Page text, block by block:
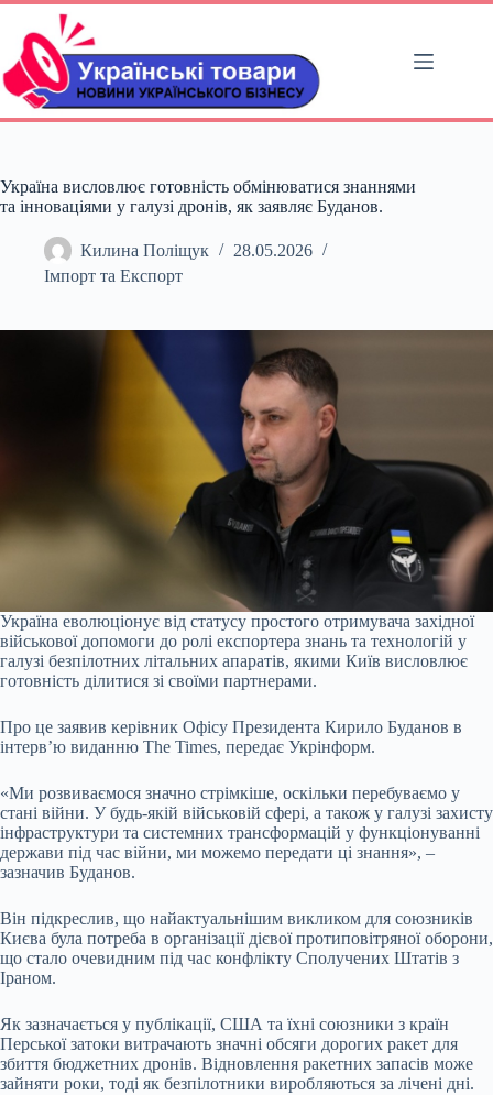
Перейти
вмісту
Україна висловлює готовність обмінюватися знаннями
та інноваціями у галузі дронів, як заявляє Буданов.
Килина Поліщук
28.05.2026
Імпорт та Експорт
Україна еволюціонує від статусу простого отримувача західної
військової допомоги до ролі експортера знань та технологій у
галузі безпілотних літальних апаратів, якими Київ висловлює
готовність ділитися зі своїми партнерами.
Про це заявив керівник Офісу Президента Кирило Буданов в
інтерв’ю виданню The Times, передає Укрінформ.
«Ми розвиваємося значно стрімкіше, оскільки перебуваємо у
стані війни. У будь-якій військовій сфері, а також у галузі захисту
інфраструктури та системних трансформацій у функціонуванні
держави під час війни, ми можемо передати ці знання», –
зазначив Буданов.
Він підкреслив, що найактуальнішим викликом для союзників
Києва була потреба в організації дієвої протиповітряної оборони,
що стало очевидним під час конфлікту Сполучених Штатів з
Іраном.
Як зазначається у публікації, США та їхні союзники з країн
Перської затоки витрачають значні обсяги дорогих ракет для
збиття бюджетних дронів. Відновлення ракетних запасів може
зайняти роки, тоді як безпілотники виробляються за лічені дні.